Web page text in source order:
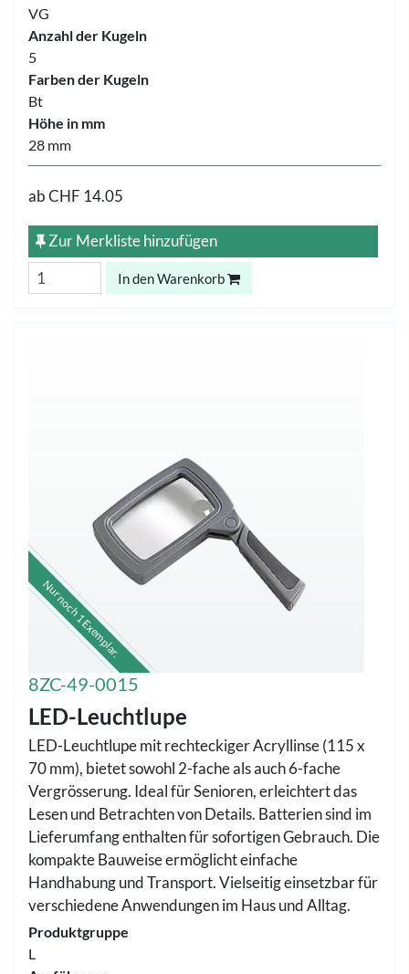
VG
Anzahl der Kugeln
5
Farben der Kugeln
Bt
Höhe in mm
28 mm
abCHF 14.05
Zur Merkliste hinzufügen
In den Warenkorb
Nur noch 1 Exemplar.
8ZC-49-0015
LED-Leuchtlupe
LED-Leuchtlupe mit rechteckiger Acryllinse (115 x
70 mm), bietet sowohl 2-fache als auch 6-fache
Vergrösserung. Ideal für Senioren, erleichtert das
Lesen und Betrachten von Details. Batterien sind im
Lieferumfang enthalten für sofortigen Gebrauch. Die
kompakte Bauweise ermöglicht einfache
Handhabung und Transport. Vielseitig einsetzbar für
verschiedene Anwendungen im Haus und Alltag.
Produktgruppe
L